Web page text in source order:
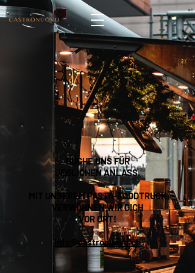
BUCHE UNS FÜR
JEGLICHEN ANLASS.
MIT UNSEREM PASTA-FOODTRUCK
VERWÖHNEN WIR DICH
VOR ORT!
info@castronuovo.ch